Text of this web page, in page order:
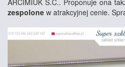
ARCIMIUK S.C.. Proponuje ona
zespolone w atrakcyjnej cenie.